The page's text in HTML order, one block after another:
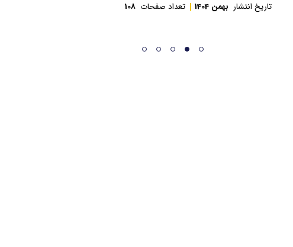
تاریخ انتشار بهمن 1404 تعداد صفحات 108